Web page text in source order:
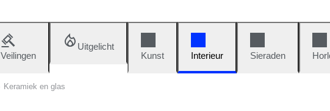
Veilingen
Uitgelicht
Kunst
Interieur Sieraden
Keramiek en glas